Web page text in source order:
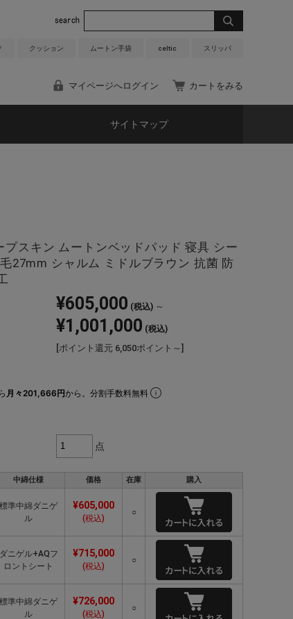
クッション ムートン手袋 celtic スリッパ
マイページへログイン カートをみる
サイトマップ
プスキン ムートンベッドパッド 寝具 シー
27mm シャルム ミドルブラウン 抗菌 防
¥605,000 (税込) ～
¥1,001,000 (税込)
[ポイント還元 6,050ポイント～]
月々201,666円から。分割手数料無料
点
中綿仕様 価格 在庫 購入
標準中綿ダニゲ
ル
¥605,000
(税込)
○
ダニゲル+AQフ
ロントシート
¥715,000
(税込)
○
標準中綿ダニゲ
ル
¥726,000
(税込)
○